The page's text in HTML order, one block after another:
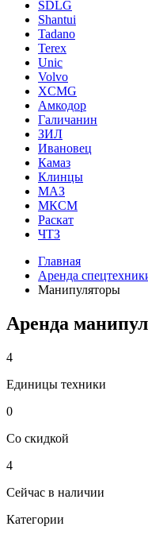
SDLG
Shantui
Tadano
Terex
Unic
Volvo
XCMG
Амкодор
Галичанин
ЗИЛ
Ивановец
Камаз
Клинцы
МАЗ
МКСМ
Раскат
ЧТЗ
Главная
Аренда
Манипуляторы
Аренда
4
Единицы техники
0
Со скидкой
4
Сейчас в наличии
Категории